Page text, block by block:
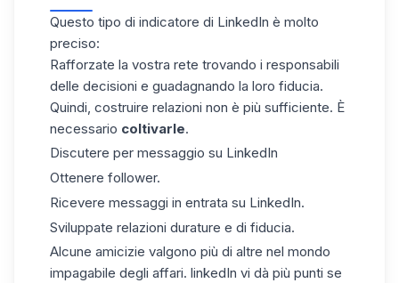
Questo tipo di indicatore di LinkedIn è molto
preciso:
Rafforzate la vostra rete trovando i responsabili
delle decisioni e guadagnando la loro fiducia.
Quindi, costruire relazioni non è più sufficiente. È
necessario coltivarle.
Discutere per messaggio su LinkedIn
Ottenere follower.
Ricevere messaggi in entrata su LinkedIn.
Sviluppate relazioni durature e di fiducia.
Alcune amicizie valgono più di altre nel mondo
impagabile degli affari. linkedIn vi dà più punti se